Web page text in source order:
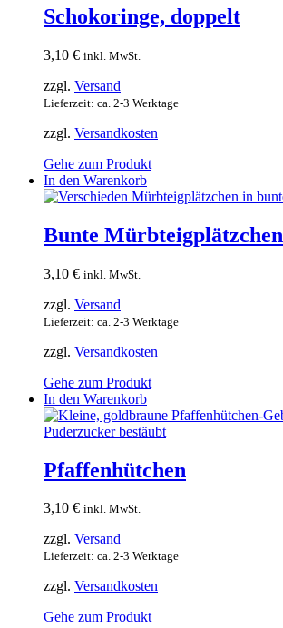
Schokoringe, doppelt
3,10 € inkl. MwSt.
zzgl. Versand
Lieferzeit: ca. 2-3 Werktage
zzgl. Versandkosten
Gehe zum Produkt
In den Warenkorb
Bunte Mürbteigplätzchen
3,10 € inkl. MwSt.
zzgl. Versand
Lieferzeit: ca. 2-3 Werktage
zzgl. Versandkosten
Gehe zum Produkt
In den Warenkorb
Pfaffenhütchen
3,10 € inkl. MwSt.
zzgl. Versand
Lieferzeit: ca. 2-3 Werktage
zzgl. Versandkosten
Gehe zum Produkt